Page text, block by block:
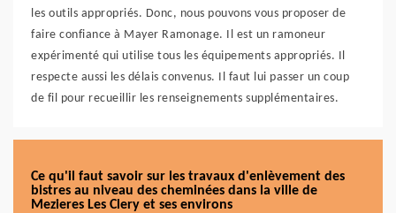
les outils appropriés. Donc, nous pouvons vous proposer de
faire confiance à Mayer Ramonage. Il est un ramoneur
expérimenté qui utilise tous les équipements appropriés. Il
respecte aussi les délais convenus. Il faut lui passer un coup
de fil pour recueillir les renseignements supplémentaires.
Ce qu'il faut savoir sur les travaux d'enlèvement des
bistres au niveau des cheminées dans la ville de
Mezieres Les Clery et ses environs